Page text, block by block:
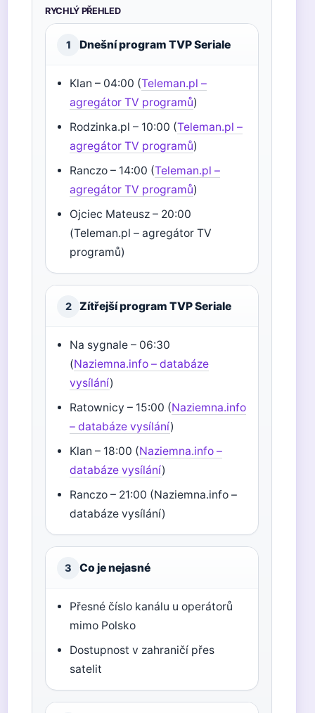
RYCHLÝ PŘEHLED
1 Dnešní program TVP Seriale
Klan – 04:00 (Teleman.pl –
agregátor TV programů)
Rodzinka.pl – 10:00 (Teleman.pl –
agregátor TV programů)
Ranczo – 14:00 (Teleman.pl –
agregátor TV programů)
Ojciec Mateusz – 20:00
(Teleman.pl – agregátor TV
programů)
2 Zítřejší program TVP Seriale
Na sygnale – 06:30
(Naziemna.info – databáze
vysílání)
Ratownicy – 15:00 (Naziemna.info
– databáze vysílání)
Klan – 18:00 (Naziemna.info –
databáze vysílání)
Ranczo – 21:00 (Naziemna.info –
databáze vysílání)
3 Co je nejasné
Přesné číslo kanálu u operátorů
mimo Polsko
Dostupnost v zahraničí přes
satelit